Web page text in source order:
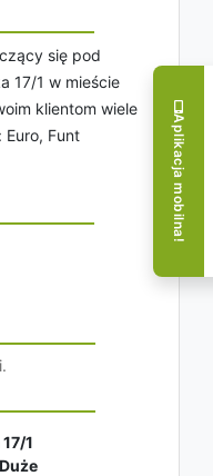
się pod
17/1 w mieście
klientom wiele
Funt
1
Aplikacja mobilna!